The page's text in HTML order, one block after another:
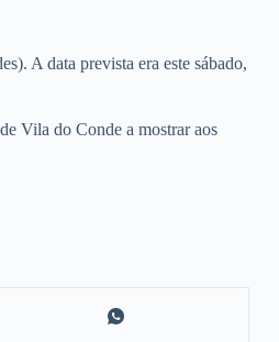
A data prevista era este sábado,
Vila do Conde a mostrar aos